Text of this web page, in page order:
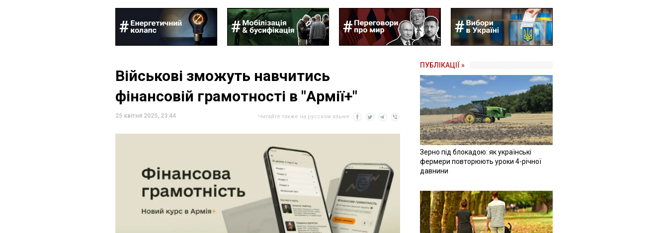
Військові зможуть навчитись
фінансовій грамотності в "Армії+"
25 квітня 2025, 23:44 Читайте также на русском языке
ПУБЛІКАЦІЇ »
Зерно під блокадою: як українські
фермери повторюють уроки 4-річної
давнини